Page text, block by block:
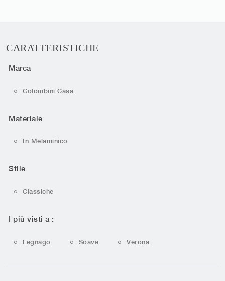
CARATTERISTICHE
Marca
Colombini Casa
Materiale
In Melaminico
Stile
Classiche
I più visti a :
Legnago Soave Verona